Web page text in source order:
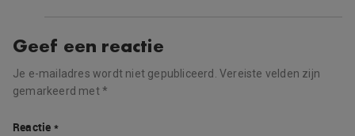
Geef een reactie
Je e-mailadres wordt niet gepubliceerd. Vereiste velden zijn
gemarkeerd met*
Reactie *